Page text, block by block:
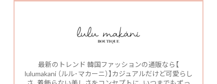
最新のトレンド 韓国ファッションの通販なら【
lulumakani （ルル･マカーニ）】カジュアルだけど可愛らし